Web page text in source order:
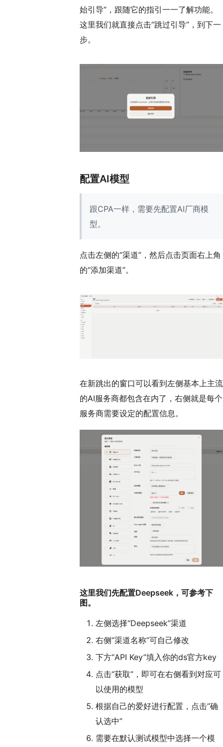
始引导”，跟随它的指引一一了解功能。
这里我们就直接点击“跳过引导”，到下一
步。
配置AI模型
跟CPA一样，需要先配置AI厂商模
型。
点击左侧的“渠道”，然后点击页面右上角
的“添加渠道”。
在新跳出的窗口可以看到左侧基本上主流
的AI服务商都包含在内了，右侧就是每个
服务商需要设定的配置信息。
这里我们先配置Deepseek，可参考下
图。
左侧选择“Deepseek”渠道
右侧“渠道名称”可自己修改
下方“API Key”填入你的ds官方key
点击“获取”，即可在右侧看到对应可
以使用的模型
根据自己的爱好进行配置，点击“确
认选中”
需要在默认测试模型中选择一个模